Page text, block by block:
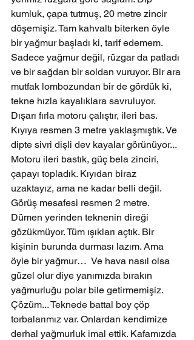
kumluk, çapa tutmuş, 20 metre zincir
döşemişiz. Tam kahvaltı biterken öyle
bir yağmur başladı ki, tarif edemem.
Sadece yağmur değil, rüzgar da patladı
ve bir sağdan bir soldan vuruyor. Bir ara
mutfak lombozundan bir de gördük ki,
tekne hızla kayalıklara savruluyor.
Dışarı fırla motoru çalıştır, ileri bas.
Kıyıya resmen 3 metre yaklaşmıştık. Ve
dipte sivri dişli dev kayalar görünüyor...
Motoru ileri bastık, güç bela zinciri,
çapayı topladık. Kıyıdan biraz
uzaktayız, ama ne kadar belli değil.
Görüş mesafesi resmen 2 metre.
Dümen yerinden teknenin direği
gözükmüyor. Tüm ışıkları açtık. Bir
kişinin burunda durması lazım. Ama
öyle bir yağmur…  Ve hava nasıl olsa
güzel olur diye yanımızda bırakın
yağmurluğu polar bile getirmemişiz.
Çözüm... Teknede battal boy çöp
torbalarımız var. Onlardan kendimize
derhal yağmurluk imal ettik. Kafamızda